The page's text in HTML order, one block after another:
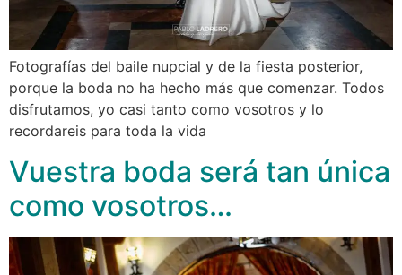
Fotografías del baile nupcial y de la fiesta posterior,
porque la boda no ha hecho más que comenzar. Todos
disfrutamos, yo casi tanto como vosotros y lo
recordareis para toda la vida
Vuestra boda será tan única
como vosotros…